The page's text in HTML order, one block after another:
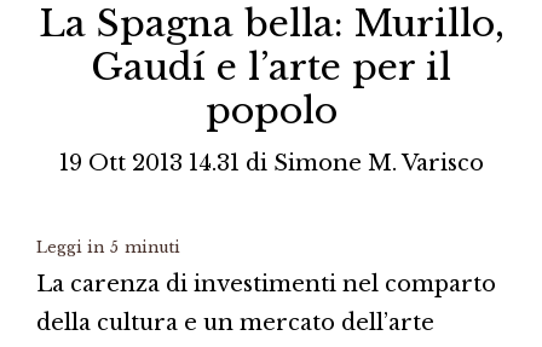
La Spagna bella: Murillo,
Gaudí e l’arte per il
popolo
19 Ott 2013 14.31 di Simone M. Varisco
Leggi in 5 minuti
La carenza di investimenti nel comparto
della cultura e un mercato dell’arte